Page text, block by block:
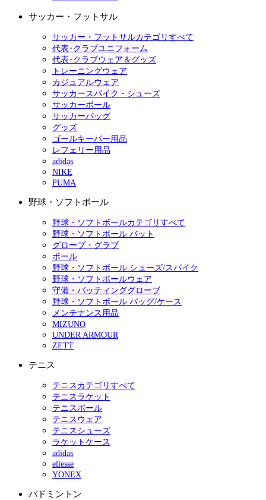
サッカー・フットサル
サッカー・フットサルカテゴリすべて
代表･クラブユニフォーム
代表･クラブウェア＆グッズ
トレーニングウェア
カジュアルウェア
サッカースパイク・シューズ
サッカーボール
サッカーバッグ
グッズ
ゴールキーパー用品
レフェリー用品
adidas
NIKE
PUMA
野球・ソフトボール
野球・ソフトボールカテゴリすべて
野球・ソフトボール バット
グローブ・グラブ
ボール
野球・ソフトボール シューズ/スパイク
野球・ソフトボールウェア
守備・バッティンググローブ
野球・ソフトボール バッグ/ケース
メンテナンス用品
MIZUNO
UNDER ARMOUR
ZETT
テニス
テニスカテゴリすべて
テニスラケット
テニスボール
テニスウェア
テニスシューズ
ラケットケース
adidas
ellesse
YONEX
バドミントン